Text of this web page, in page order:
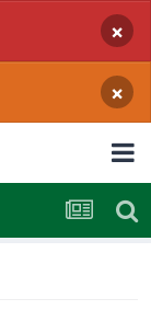
×
×